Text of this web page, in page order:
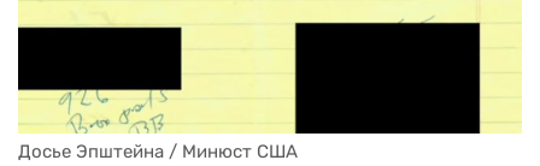
Досье Эпштейна / Минюст США